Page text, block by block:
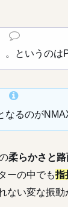
。というのは
なるのが
柔らかさと
ーの中でも指
ない変な振